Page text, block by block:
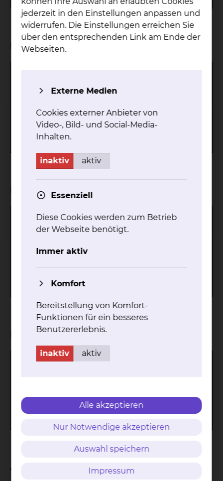
Linearbeschleuniger 1
6 MV und 10 MV Photonen, 6, 9, 12,
15, 18 MeV Elektronen
Zusätzliche
Ausstattung:
Multileaf-Kollimator, On-Board
Linearbeschleuniger 2
Hersteller:
Varian
Clinac DHX
Energien:
15 MeV Elektronen
Ausstattung:
Multileaf-Kollimator, On-Board
Management (RPM/Atemgating)
Linearbeschleuniger 3
Hersteller:
Elekta
10, 12 und 15 MeV Elektronen
Zusätzliche
Ausstattung:
Multileaf-Kollimator, iView (Portal
Imaging)
Afterloading-Gerät
jederzeit in den Einstellungen anpassen und
widerrufen. Die Einstellungen erreichen Sie
über den entsprechenden Link am Ende der
Webseiten.
Externe Medien
Cookies externer Anbieter von
Video-, Bild- und Social-Media-
Inhalten.
inaktiv aktiv
Essenziell
Diese Cookies werden zum Betrieb
der Webseite benötigt.
Immer aktiv
Komfort
Bereitstellung von Komfort-
Funktionen für ein besseres
Benutzererlebnis.
inaktiv aktiv
Alle akzeptieren
Nur Notwendige akzeptieren
Auswahl speichern
Impressum